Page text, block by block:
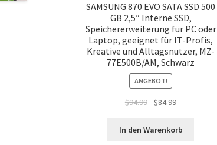
SAMSUNG 870 EVO SATA SSD 500
GB 2,5″ Interne SSD,
Speichererweiterung für PC oder
Laptop, geeignet für IT-Profis,
Kreative und Alltagsnutzer, MZ-
77E500B/AM, Schwarz
ANGEBOT!
$94.99
Ursprünglicher
war:
$84.99Aktueller
ist:
In den Warenkorb